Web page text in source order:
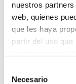
nuestros
web, quienes
que les haya
partir del uso
Necesario